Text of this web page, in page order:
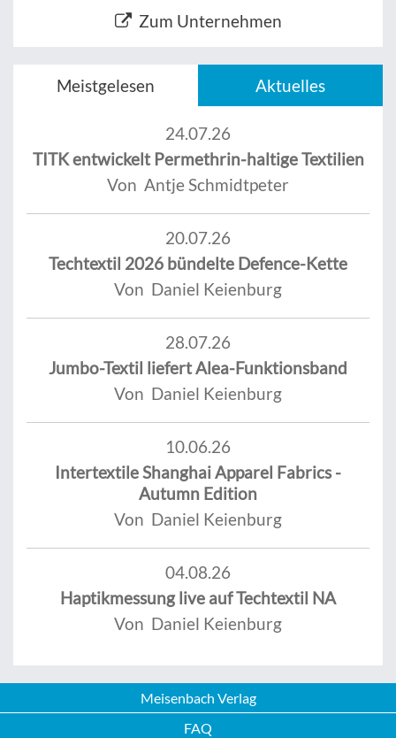
Zum Unternehmen
Meistgelesen Aktuelles
24.07.26
TITK entwickelt Permethrin-haltige Textilien
Von Antje Schmidtpeter
20.07.26
Techtextil 2026 bündelte Defence-Kette
Von Daniel Keienburg
28.07.26
Jumbo-Textil liefert Alea-Funktionsband
Von Daniel Keienburg
10.06.26
Intertextile Shanghai Apparel Fabrics -
Autumn Edition
Von Daniel Keienburg
04.08.26
Haptikmessung live auf Techtextil NA
Von Daniel Keienburg
Meisenbach Verlag
FAQ